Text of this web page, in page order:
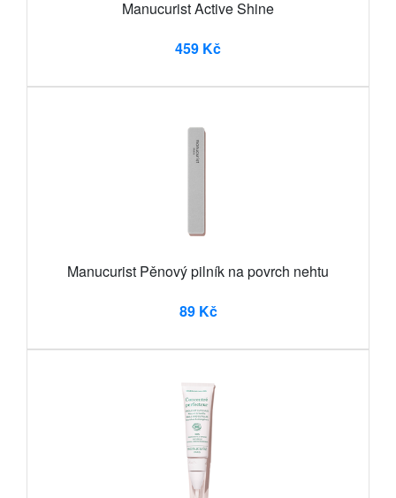
Manucurist Active Shine
459 Kč
Manucurist Pěnový pilník na povrch nehtu
89 Kč